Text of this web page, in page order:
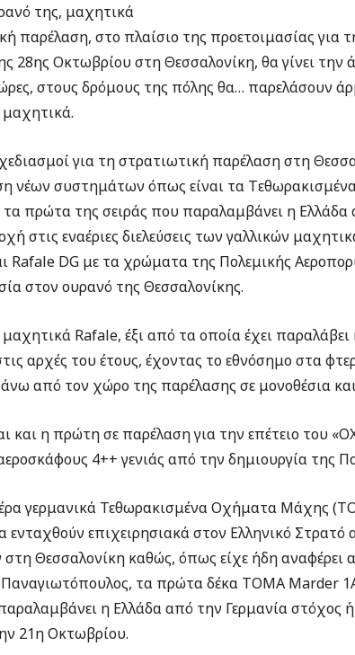
της, μαχητικά
παρέλαση, στο πλαίσιο της προετοιμασίας για
28ης Οκτωβρίου στη Θεσσαλονίκη, θα γίνει την
στους δρόμους της πόλης θα… παρελάσουν
για τη στρατιωτική παρέλαση στη
νέων συστημάτων όπως είναι τα
πρώτα της σειράς που παραλαμβάνει η Ελλάδα
στις εναέριες διελεύσεις των γαλλικών
Rafale DG με τα χρώματα της Πολεμικής
στον ουρανό της Θεσσαλονίκης.
μαχητικά Rafale, έξι από τα οποία έχει παραλάβει
αρχές του έτους, έχοντας το εθνόσημο στα
από τον χώρο της παρέλασης σε μονοθέσια
και η πρώτη σε παρέλαση για την επέτειο του
4++ γενιάς από την δημιουργία της
γερμανικά Τεθωρακισμένα Οχήματα Μάχης
ενταχθούν επιχειρησιακά στον Ελληνικό Στρατό
Θεσσαλονίκη καθώς, όπως είχε ήδη αναφέρει
τα πρώτα δέκα ΤΟΜΑ Marder
η Ελλάδα από την Γερμανία στόχος
21η Οκτωβρίου.